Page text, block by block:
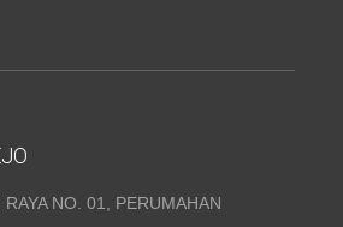
NO. 01, PERUMAHAN